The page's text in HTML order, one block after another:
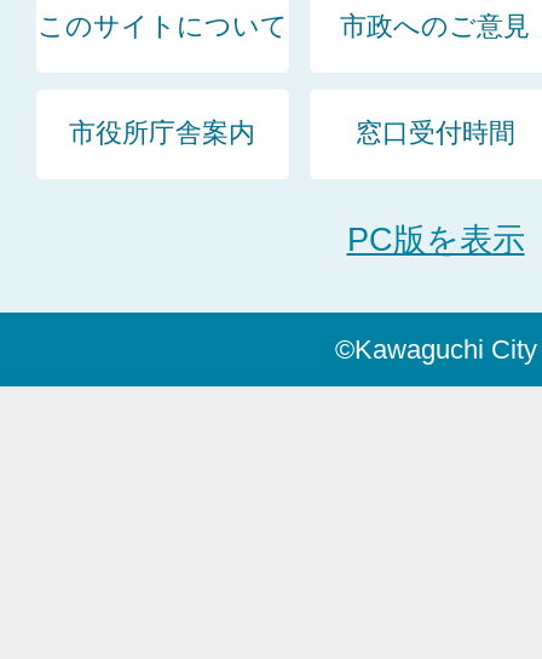
このサイトについて 市政へのご意見
市役所庁舎案内 窓口受付時間
PC版を表示
©Kawaguchi City